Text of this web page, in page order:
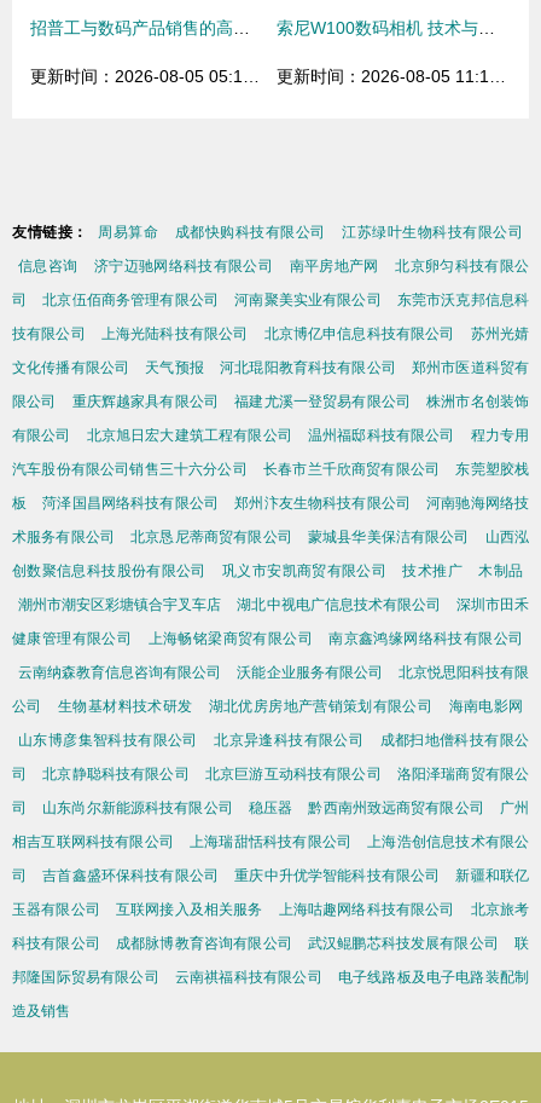
友情链接： 周易算命 成都快购科技有限公司
江苏绿叶生物科技有限公司
信息咨询
济宁迈驰网络科技有限公司 南平房地产网
北京卵匀科技有限公
司
北京伍佰商务管理有限公司 河南聚美实业有限公司
东莞市沃克邦信息科
技有限公司
上海光陆科技有限公司 北京博亿申信息科技有限公司
苏州光婧
文化传播有限公司
天气预报 河北琨阳教育科技有限公司
郑州市医道科贸有
限公司
重庆辉越家具有限公司 福建尤溪一登贸易有限公司
株洲市名创装饰
有限公司
北京旭日宏大建筑工程有限公司 温州福邸科技有限公司
程力专用
汽车股份有限公司销售三十六分公司
长春市兰千欣商贸有限公司
东莞塑胶栈
板
菏泽国昌网络科技有限公司 郑州汴友生物科技有限公司
河南驰海网络技
术服务有限公司
北京恳尼蒂商贸有限公司 蒙城县华美保洁有限公司
山西泓
创数聚信息科技股份有限公司
巩义市安凯商贸有限公司 技术推广
木制品
潮州市潮安区彩塘镇合宇叉车店
湖北中视电广信息技术有限公司
深圳市田禾
健康管理有限公司
上海畅铭梁商贸有限公司
南京鑫鸿缘网络科技有限公司
云南纳森教育信息咨询有限公司
沃能企业服务有限公司
北京悦思阳科技有限
公司
生物基材料技术研发 湖北优房房地产营销策划有限公司
海南电影网
山东博彦集智科技有限公司
北京异逢科技有限公司
成都扫地僧科技有限公
司
北京静聪科技有限公司 北京巨游互动科技有限公司
洛阳泽瑞商贸有限公
司
山东尚尔新能源科技有限公司 稳压器 黔西南州致远商贸有限公司
广州
相吉互联网科技有限公司
上海瑞甜恬科技有限公司
上海浩创信息技术有限公
司
吉首鑫盛环保科技有限公司 重庆中升优学智能科技有限公司
新疆和联亿
玉器有限公司
互联网接入及相关服务 上海咕趣网络科技有限公司
北京旅考
科技有限公司
成都脉博教育咨询有限公司 武汉鲲鹏芯科技发展有限公司
联
邦隆国际贸易有限公司
云南祺福科技有限公司
电子线路板及电子电路装配制
造及销售